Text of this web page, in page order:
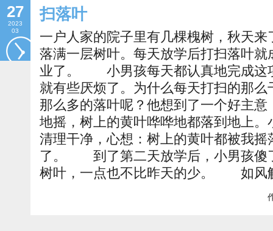
27
2023
03
扫落叶
一户人家的院子里有几棵槐树，秋天
落满一层树叶。每天放学后打扫落叶
业了。 小男孩每天都认真地完成这
就有些厌烦了。为什么每天打扫的那
那么多的落叶呢？他想到了一个好主
地摇，树上的黄叶哗哗地都落到地上
清理干净，心想：树上的黄叶都被我
了。 到了第二天放学后，小男孩傻
树叶，一点也不比昨天的少。 如风